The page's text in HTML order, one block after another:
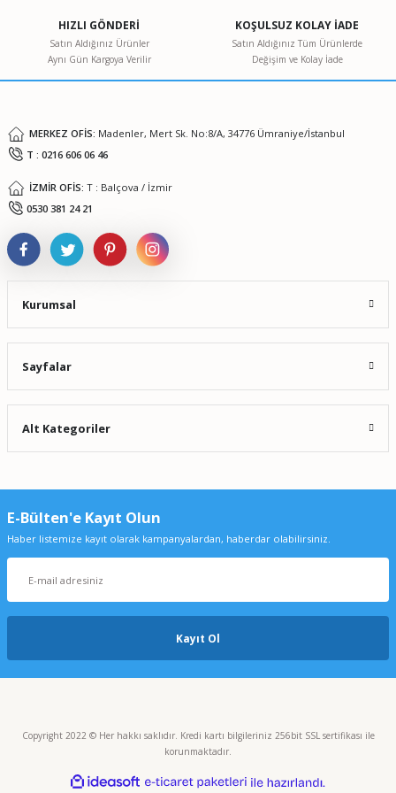
Ürün bilgilerinde hatalar bulunuyor.
Ürün fiyatı diğer sitelerden daha pahalı.
HIZLI GÖNDERİ
Satın Aldığınız Ürünler
Aynı Gün Kargoya Verilir
KOŞULSUZ KOLAY İADE
Satın Aldığınız Tüm Ürünlerde
Değişim ve Kolay İade
MERKEZ OFİS: Madenler, Mert Sk. No:8/A, 34776 Ümraniye/İstanbul
T : 0216 606 06 46
İZMİR OFİS: T : Balçova / İzmir
0530 381 24 21
Kurumsal
Sayfalar
Alt Kategoriler
E-Bülten'e Kayıt Olun
Haber listemize kayıt olarak kampanyalardan, haberdar olabilirsiniz.
Kayıt Ol
Copyright 2022 © Her hakkı saklıdır. Kredi kartı bilgileriniz 256bit SSL sertifikası ile
korunmaktadır.
ideasoft
e-